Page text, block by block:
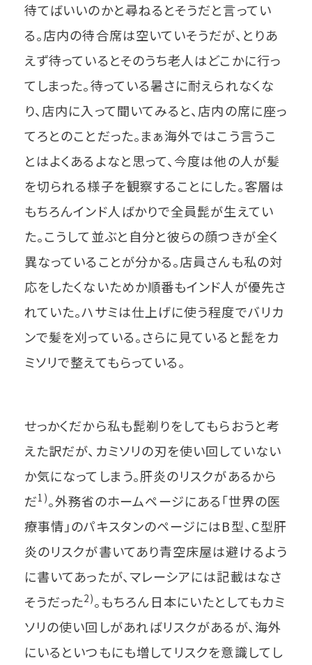
待てばいいのかと尋ねるとそうだと言ってい
る。店内の待合席は空いていそうだが、とりあ
えず待っているとそのうち老人はどこかに行っ
てしまった。待っている暑さに耐えられなくな
り、店内に入って聞いてみると、店内の席に座っ
てろとのことだった。まぁ海外ではこう言うこ
とはよくあるよなと思って、今度は他の人が髪
を切られる様子を観察することにした。客層は
もちろんインド人ばかりで全員髭が生えてい
た。こうして並ぶと自分と彼らの顔つきが全く
異なっていることが分かる。店員さんも私の対
応をしたくないためか順番もインド人が優先さ
れていた。ハサミは仕上げに使う程度でバリカ
ンで髪を刈っている。さらに見ていると髭をカ
ミソリで整えてもらっている。
せっかくだから私も髭剃りをしてもらおうと考
えた訳だが、カミソリの刃を使い回していない
か気になってしまう。肝炎のリスクがあるから
だ1)。外務省のホームページにある「世界の医
療事情」のパキスタンのページにはB型、C型肝
炎のリスクが書いてあり青空床屋は避けるよう
に書いてあったが、マレーシアには記載はなさ
そうだった2)。もちろん日本にいたとしてもカミ
ソリの使い回しがあればリスクがあるが、海外
にいるといつもにも増してリスクを意識してし